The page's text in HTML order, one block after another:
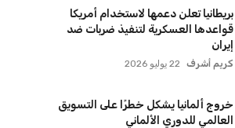
بريطانيا تعلن دعمها لاستخدام أمريكا
قواعدها العسكرية لتنفيذ ضربات ضد
إيران
كريم أشرف 22 يوليو 2026
خروج ألمانيا يشكل خطرًا على التسويق
العالمي للدوري الألماني